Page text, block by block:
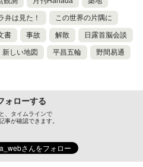
弁は見た！ この世界の片隅に
書 事故 解散 日露首脳会談
新しい地図 平昌五輪 野間易通
ォローする
、タイムラインで
事が確認できます。